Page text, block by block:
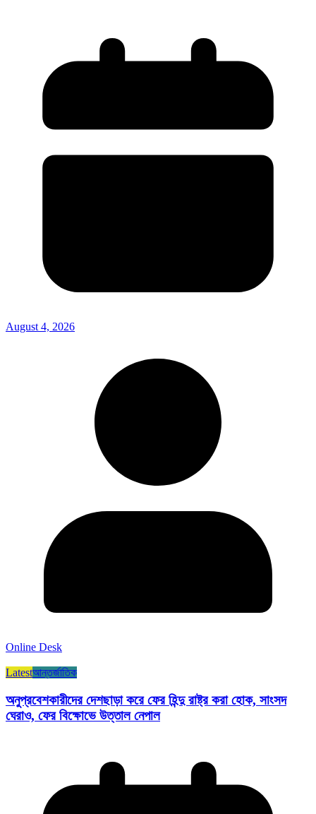
August 4, 2026
Online Desk
Latestআন্তর্জাতিক
অনুপ্রবেশকারীদের দেশছাড়া করে ফের হিন্দু রাষ্ট্র করা হোক, সাংসদ
ঘেরাও, ফের বিক্ষোভে উত্তাল নেপাল